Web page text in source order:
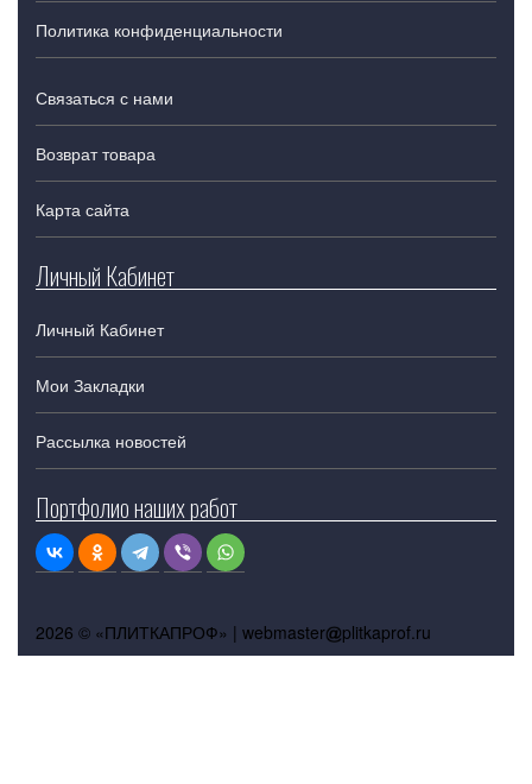
Политика конфиденциальности
Связаться с нами
Возврат товара
Карта сайта
Личный Кабинет
Личный Кабинет
Мои Закладки
Рассылка новостей
Портфолио наших работ
2026 © «ПЛИТКАПРОФ» | webmaster plitkaprof.ru